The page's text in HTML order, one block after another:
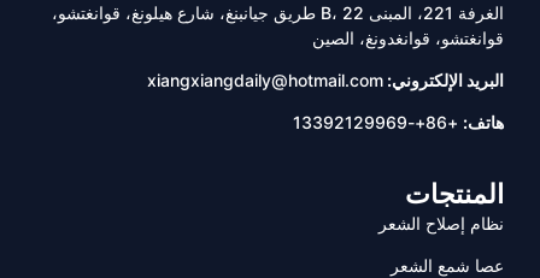
الغرفة 221، المبنى B، 22 طريق جيانبنغ، شارع هيلونغ، قوانغتشو،
قوانغتشو، قوانغدونغ، الصين
البريد الإلكتروني: xiangxiangdaily@hotmail.com
هاتف: +86+-13392129969
المنتجات
نظام إصلاح الشعر
عصا شمع الشعر